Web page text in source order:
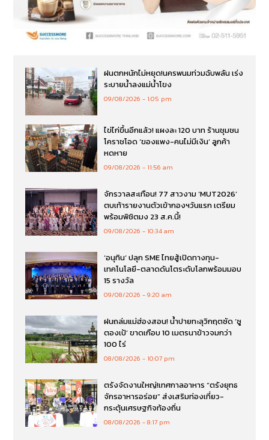
ฝนตกหนักไม่หยุด!นครพนมท่วมฉับพลัน เร่ง
ระบายน้ำลงแม่น้ำโขง
09/08/2026 1:05 pm
ไข่ไก่ขึ้นอีกแล้ว! แผงละ 120 บาท ร้านชุมชน
โคราชโอด ‘ของแพง-คนไม่มีเงิน’ ลูกค้า
หดหาย
09/08/2026 11:56 am
จักรวาลสะเทือน! 77 สาวงาม ‘MUT2026’
ตบเท้ารายงานตัวเข้ากองฯวันแรก เตรียม
พร้อมพิชิตมง 23 ส.ค.นี้!
09/08/2026 10:34 am
‘อนุทิน’ ปลุก SME ไทยสู้เปิดทางทุน-
เทคโนโลยี-ตลาดดันโตระดับโลกพร้อมมอบ
15 รางวัล
09/08/2026 9:20 am
ฝนถล่มแม่ฮ่องสอน! น้ำปายทะลุวิกฤตซัด ‘ซู
ตองเป้’ ขาดเกือบ 10 เมตรนาข้าวจมกว่า
100 ไร่
08/08/2026 10:07 pm
ตรังจัดงานใหญ่!เทศกาลอาหาร “ตรังยุทธ
จักรอาหารอร่อย” ส่งเสริมท่องเที่ยว-
กระตุ้นเศรษฐกิจท้องถิ่น
08/08/2026 8:17 pm